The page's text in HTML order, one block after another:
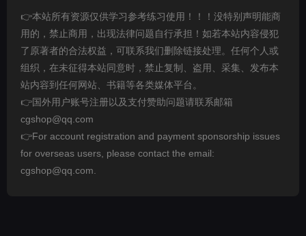
👉本站所有资源仅供学习参考练习使用！！！没特别声明能商
用的，禁止商用，出现法律问题自行承担！如若本站内容侵犯
了原著者的合法权益，可联系我们删除链接处理。任何个人或
组织，在未征得本站同意时，禁止复制、盗用、采集、发布本
站内容到任何网站、书籍等各类媒体平台。
👉国外用户账号注册以及支付赞助问题请联系邮箱
cgshop@qq.com
👉For account registration and payment sponsorship issues
for overseas users, please contact the email:
cgshop@qq.com.